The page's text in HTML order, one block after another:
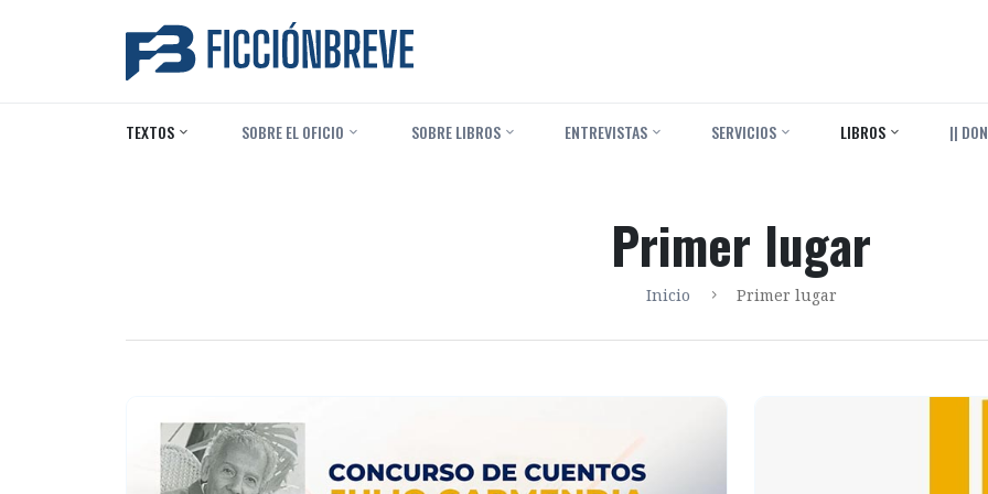
TEXTOS ‎ SOBRE EL OFICIO ‎ SOBRE LIBROS ENTREVISTAS SERVICIOS LIBROS ||
Primer lugar
Inicio Primer lugar